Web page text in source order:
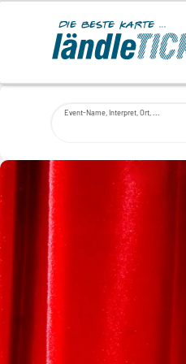
Event-Name, Interpret, Ort, ...